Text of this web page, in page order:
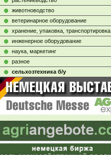
животноводство
ветеринарное оборудование
хранение, упаковка, транспортировка
инженерное оборудование
наука, маркетинг
разное
сельхозтехника б/у